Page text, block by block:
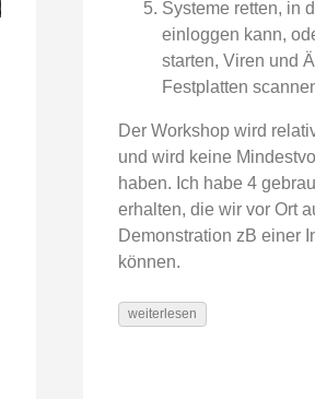
Systeme retten, in
einloggen kann,
starten, Viren und
Festplatten
Der Workshop wird
und wird keine
haben. Ich habe 4
erhalten, die wir vor Ort
Demonstration zB einer
können.
weiterlesen